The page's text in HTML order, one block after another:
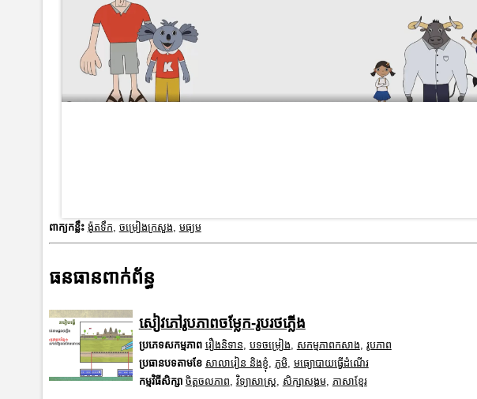
ពាក្យកន្លឹះ ង៉ូតទឹក, ចម្រៀងក្រសួង, មធ្យម
ធនធានពាក់ព័ន្ធ
សៀវភៅរូបភាពចម្លែក-រូបរថភ្លើង
ប្រភេទសកម្មភាព រឿងនិទាន បទចម្រៀង សកម្មភាពកសាង រូបភាព
ប្រធានបទតាមខែ សាលារៀន និងខ្ញុំ ភូមិ, មធ្យោបាយធ្វើដំណើរ
កម្មវិធីសិក្សា ចិត្តចលភាព វិទ្យាសាស្រ្ត សិក្សាសង្គម, ភាសាខ្មែរ